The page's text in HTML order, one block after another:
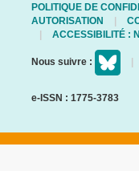
POLITIQUE DE
AUTORISATION
ACCESSIBILITÉ :
Nous suivre :
e-ISSN : 1775-3783